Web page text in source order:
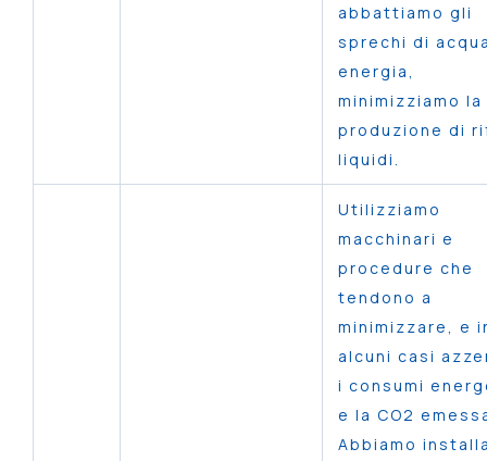
abbattiamo gli
sprechi di
energia,
minimizziamo la
produzione di
liquidi.
Utilizziamo
macchinari e
procedure che
tendono a
minimizzare, e
alcuni casi
i consumi
e la CO2
Abbiamo